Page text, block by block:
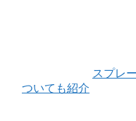
スプレ
ついても紹介